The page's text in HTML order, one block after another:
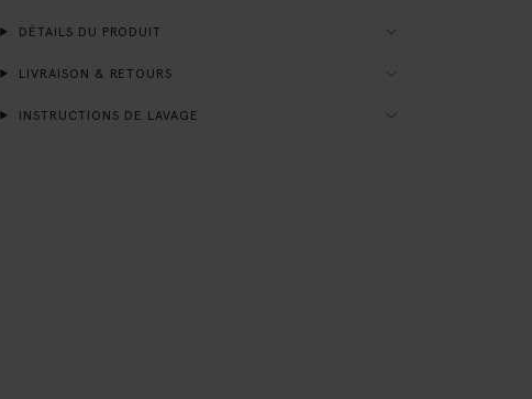
DÉTAILS DU PRODUIT
LIVRAISON & RETOURS
INSTRUCTIONS DE LAVAGE